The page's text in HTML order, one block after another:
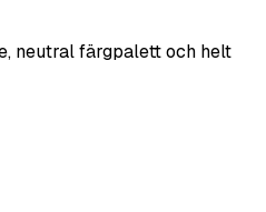
neutral färgpalett och helt